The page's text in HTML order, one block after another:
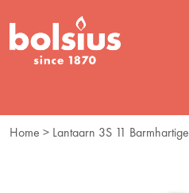
Home > Lantaarn 3S 11 Barmhartige